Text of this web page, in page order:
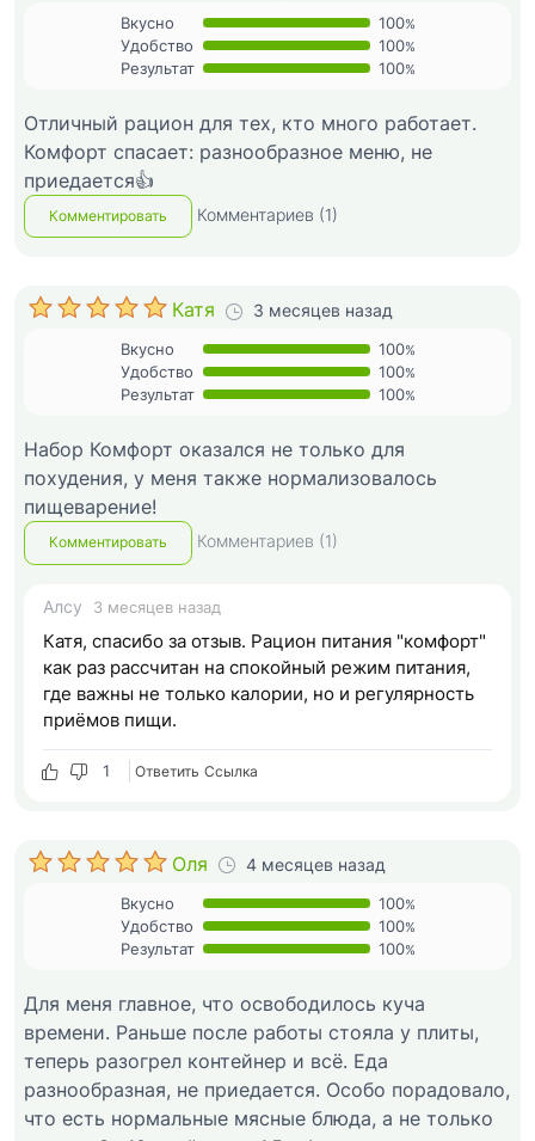
Вкусно 100%
Удобство 100%
Результат 100%
Отличный рацион для тех, кто много работает.
Комфорт спасает: разнообразное меню, не
приедается👍
Комментировать Комментариев (1)
Катя 3 месяцев назад
Вкусно 100%
Удобство 100%
Результат 100%
Набор Комфорт оказался не только для
похудения, у меня также нормализовалось
пищеварение!
Комментировать Комментариев (1)
Алсу 3 месяцев назад
Катя, спасибо за отзыв. Рацион питания "комфорт"
как раз рассчитан на спокойный режим питания,
где важны не только калории, но и регулярность
приёмов пищи.
1 Ответить Cсылка
Оля 4 месяцев назад
Вкусно 100%
Удобство 100%
Результат 100%
Для меня главное, что освободилось куча
времени. Раньше после работы стояла у плиты,
теперь разогрел контейнер и всё. Еда
разнообразная, не приедается. Особо порадовало,
что есть нормальные мясные блюда, а не только